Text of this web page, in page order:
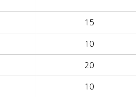
15
10
20
10